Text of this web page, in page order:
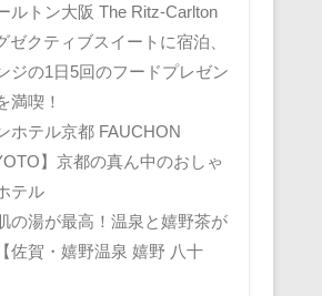
ルトン大阪 The Ritz-Carlton
ゼクティブスイートに宿泊、
ジの1日5回のフードプレゼン
満喫！
ホテル京都 FAUCHON
】京都の真ん中のおしゃ
テル
の湯が最高！温泉と嬉野茶が
佐賀・嬉野温泉 嬉野 八十